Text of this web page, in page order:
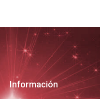
Información